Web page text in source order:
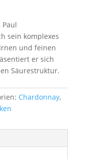
sein komplexes
und feinen
er sich
Säurestruktur.
Chardonnay,